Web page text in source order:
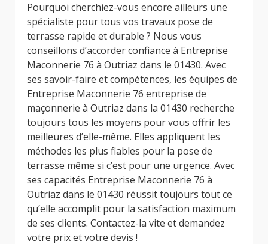
Pourquoi cherchiez-vous encore ailleurs une
spécialiste pour tous vos travaux pose de
terrasse rapide et durable ? Nous vous
conseillons d’accorder confiance à Entreprise
Maconnerie 76 à Outriaz dans le 01430. Avec
ses savoir-faire et compétences, les équipes de
Entreprise Maconnerie 76 entreprise de
maçonnerie à Outriaz dans la 01430 recherche
toujours tous les moyens pour vous offrir les
meilleures d’elle-même. Elles appliquent les
méthodes les plus fiables pour la pose de
terrasse même si c’est pour une urgence. Avec
ses capacités Entreprise Maconnerie 76 à
Outriaz dans le 01430 réussit toujours tout ce
qu’elle accomplit pour la satisfaction maximum
de ses clients. Contactez-la vite et demandez
votre prix et votre devis !